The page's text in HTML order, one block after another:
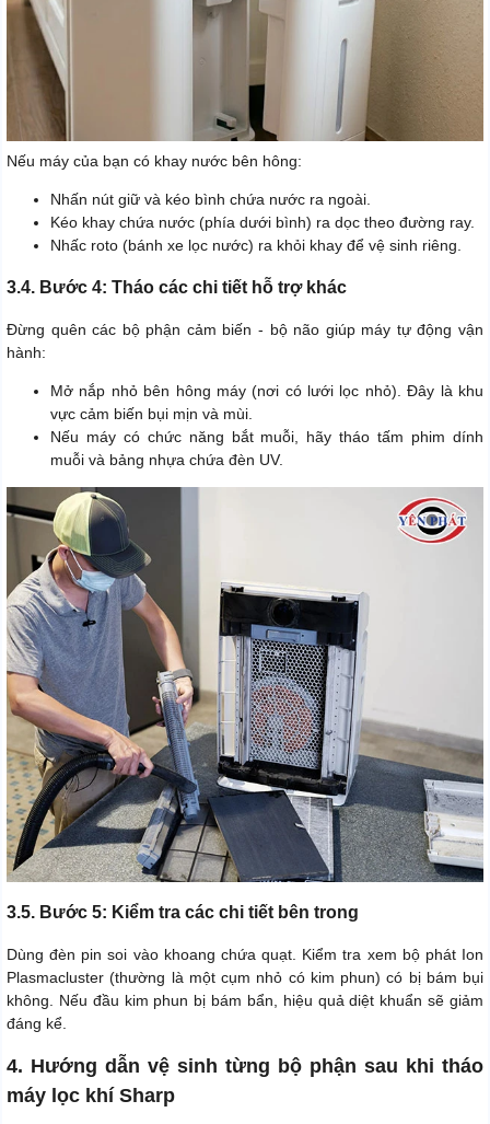
Nếu máy của bạn có khay nước bên hông:
Nhấn nút giữ và kéo bình chứa nước ra ngoài.
Kéo khay chứa nước (phía dưới bình) ra dọc theo đường ray.
Nhấc roto (bánh xe lọc nước) ra khỏi khay để vệ sinh riêng.
3.4. Bước 4: Tháo các chi tiết hỗ trợ khác
Đừng quên các bộ phận cảm biến - bộ não giúp máy tự động vận
hành:
Mở nắp nhỏ bên hông máy (nơi có lưới lọc nhỏ). Đây là khu
vực cảm biến bụi mịn và mùi.
Nếu máy có chức năng bắt muỗi, hãy tháo tấm phim dính
muỗi và bảng nhựa chứa đèn UV.
3.5. Bước 5: Kiểm tra các chi tiết bên trong
Dùng đèn pin soi vào khoang chứa quạt. Kiểm tra xem bộ phát Ion
Plasmacluster (thường là một cụm nhỏ có kim phun) có bị bám bụi
không. Nếu đầu kim phun bị bám bẩn, hiệu quả diệt khuẩn sẽ giảm
đáng kể.
4. Hướng dẫn vệ sinh từng bộ phận sau khi tháo
máy lọc khí Sharp